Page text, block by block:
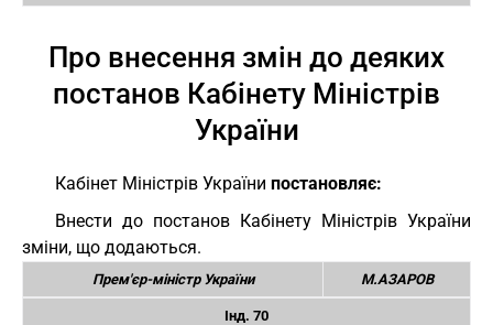
Про внесення змін до деяких
постанов Кабінету Міністрів
України
Кабінет Міністрів України постановляє:
Внести до постанов Кабінету Міністрів України
зміни, що додаються.
Прем'єр-міністр України М.АЗАРОВ
Інд. 70